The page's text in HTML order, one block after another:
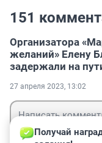
151
Организатора
желаний» Елену
задержали на
27 апреля 2023, 13:02
Получай